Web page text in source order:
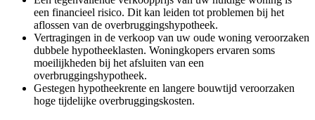
een financieel risico. Dit kan leiden tot problemen bij het
aflossen van de overbruggingshypotheek.
Vertragingen in de verkoop van uw oude woning veroorzaken
dubbele hypotheeklasten. Woningkopers ervaren soms
moeilijkheden bij het afsluiten van een
overbruggingshypotheek.
Gestegen hypotheekrente en langere bouwtijd veroorzaken
hoge tijdelijke overbruggingskosten.